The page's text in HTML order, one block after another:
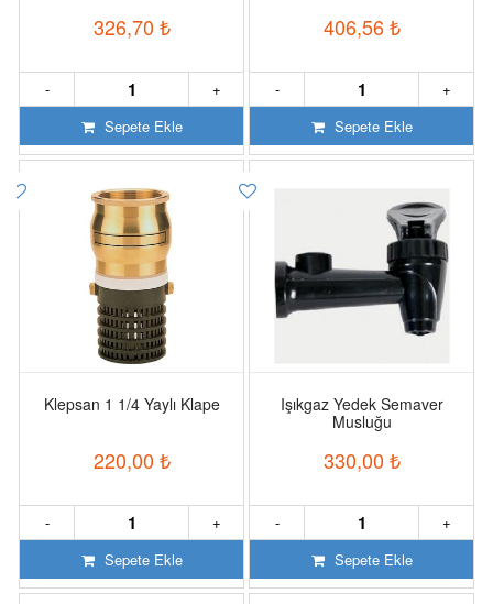
326,70 ₺
+
-
Sepete Ekle
406,56₺
+
-
Sepete Ekle
Klepsan 1 1/4 Yaylı Klape
220,00 ₺
+
-
Sepete Ekle
Işıkgaz Yedek Semaver
Musluğu
330,00 ₺
+
-
Sepete Ekle